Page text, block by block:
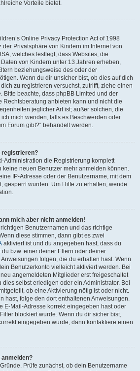
Vorteile bietet.
Online Privacy Protection Act of 1998
der Privatsphäre von Kindern im Internet von
welches festlegt, dass Websites, die
von Kindern unter 13 Jahren erheben,
beziehungsweise des oder der
Wenn du dir unsicher bist, ob dies auf dich
zu registrieren versuchst, zutrifft, ziehe einen
Bitte beachte, dass phpBB Limited und der
Rechtsberatung anbieten kann und nicht die
jeglicher Art ist; außer solchen, die
mich wenden, falls es Beschwerden oder
Forum gibt?“ behandelt werden.
registrieren?
Administration die Registrierung komplett
keine neuen Benutzer mehr anmelden können.
IP-Adresse oder der Benutzername, mit dem
gesperrt wurden. Um Hilfe zu erhalten, wende
mich aber nicht anmelden!
Benutzernamen und das richtige
diese stimmen, dann gibt es zwei
aktiviert ist und du angegeben hast, dass du
bzw. einer deiner Eltern oder deiner
folgen, die du erhalten hast. Wenn
Benutzerkonto vielleicht aktiviert werden. Bei
angemeldeten Mitglieder erst freigeschaltet
selbst erledigen oder ein Administrator. Bei
ob eine Aktivierung nötig ist oder nicht.
hast, folge den dort enthaltenen Anweisungen.
E-Mail-Adresse korrekt eingegeben hast oder
blockiert wurde. Wenn du dir sicher bist,
eingegeben wurde, dann kontaktiere einen
Prüfe zunächst, ob dein Benutzername